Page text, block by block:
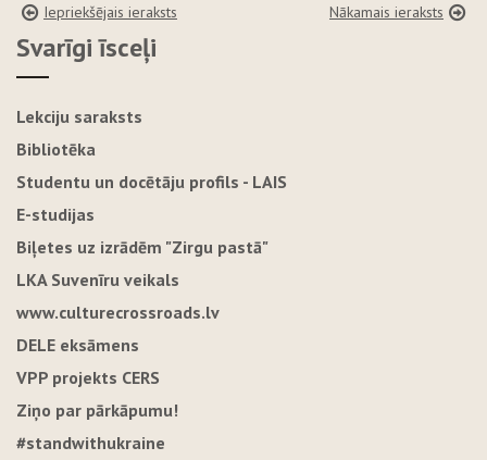
Iepriekšējais ieraksts Nākamais ieraksts
Svarīgi īsceļi
Lekciju saraksts
Bibliotēka
Studentu un docētāju profils - LAIS
E-studijas
Biļetes uz izrādēm "Zirgu pastā"
LKA Suvenīru veikals
www.culturecrossroads.lv
DELE eksāmens
VPP projekts CERS
Ziņo par pārkāpumu!
#standwithukraine